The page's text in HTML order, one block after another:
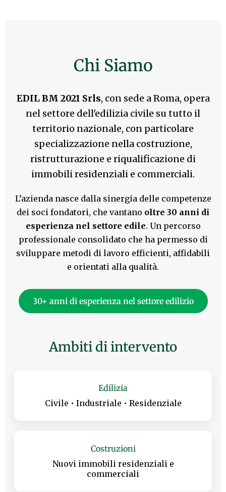
Chi Siamo
EDIL BM 2021 Srls, con sede a Roma, opera
nel settore dell'edilizia civile su tutto il
territorio nazionale, con particolare
specializzazione nella costruzione,
ristrutturazione e riqualificazione di
immobili residenziali e commerciali.
L’azienda nasce dalla sinergia delle competenze
dei soci fondatori, che vantano oltre 30 anni di
esperienza nel settore edile. Un percorso
professionale consolidato che ha permesso di
sviluppare metodi di lavoro efficienti, affidabili
e orientati alla qualità.
30+ anni di esperienza nel settore edilizio
Ambiti di intervento
Edilizia
Civile • Industriale • Residenziale
Costruzioni
Nuovi immobili residenziali e
commerciali